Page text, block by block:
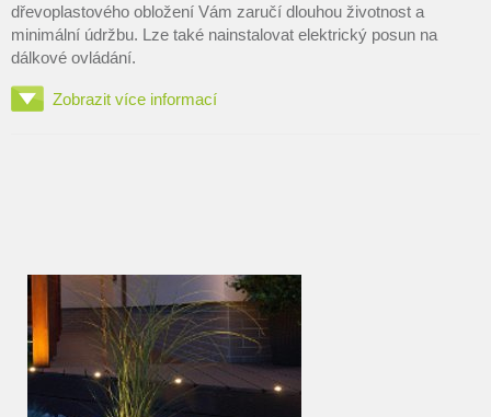
dřevoplastového obložení Vám zaručí dlouhou životnost a
minimální údržbu. Lze také nainstalovat elektrický posun na
dálkové ovládání.
Zobrazit více informací